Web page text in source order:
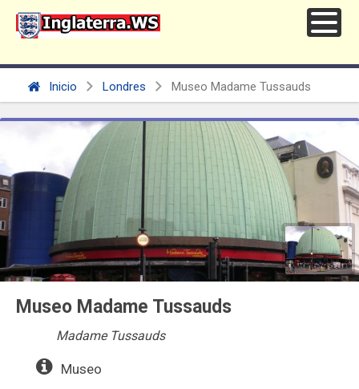
Inicio Londres Museo Madame Tussauds
Museo Madame Tussauds
Madame Tussauds
Museo